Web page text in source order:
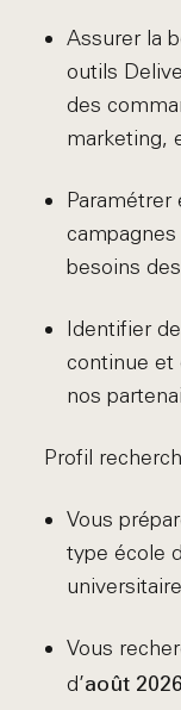
Assurer la
outils
des
marketing,
besoins
Identifier
continue et
nos
Profil
Vous
type école
Vous
d’août 2026